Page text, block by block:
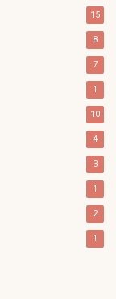
15
8
7
1
10
4
3
1
2
1